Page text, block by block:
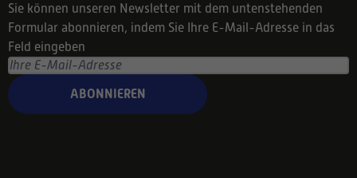
Sie können unseren Newsletter mit dem untenstehenden
Formular abonnieren, indem Sie Ihre E-Mail-Adresse in das
Feld eingeben
ABONNIEREN